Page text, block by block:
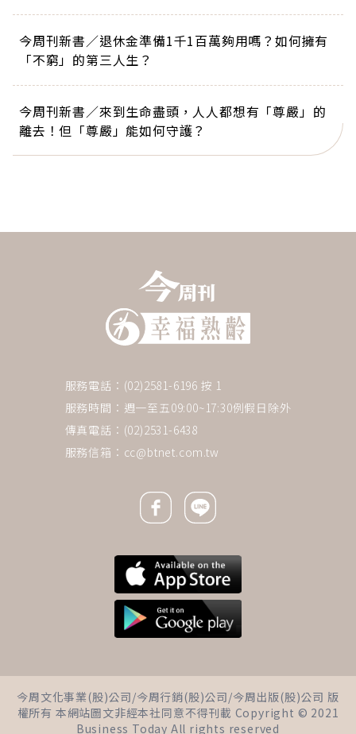
下一則 ＋
三明治媽媽壓力大 自救四招遠離
憂鬱症
今周刊新書／退休金準備1千1百萬夠用嗎？如何擁有
「不窮」的第三人生？
今周刊新書／來到生命盡頭，人人都想有「尊嚴」的
離去！但「尊嚴」能如何守護？
服務電話：(02)2581-6196 按 1
服務時間：週一至五09:00~17:30例假日除外
傳真電話：(02)2531-6438
服務信箱： cc@btnet.com.tw
Facebook icon
Line icon
今周文化事業(股)公司/今周行銷(股)公司/今周出版(股)公司 版
權所有 本網站圖文非經本社同意不得刊載 Copyright © 2021
Business Today All rights reserved